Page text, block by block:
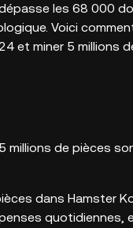
les 68 000
Voici
et miner 5 millions
de pièces
dans Hamster
quotidiennes,